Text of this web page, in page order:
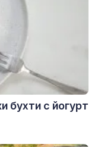
бухти с йогурт